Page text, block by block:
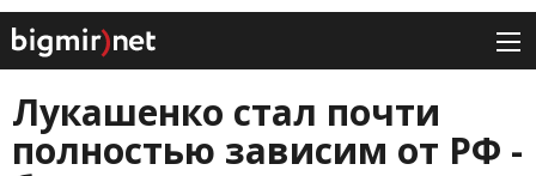
Лукашенко стал почти
полностью зависим от РФ -